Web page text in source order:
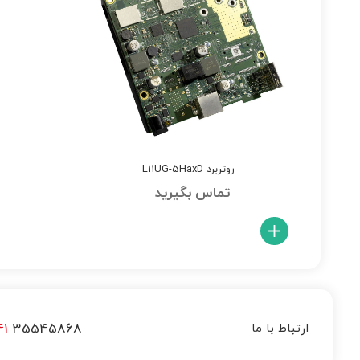
روتربرد L11UG-5HaxD
تماس بگیرید
ارتباط با ما 35545868